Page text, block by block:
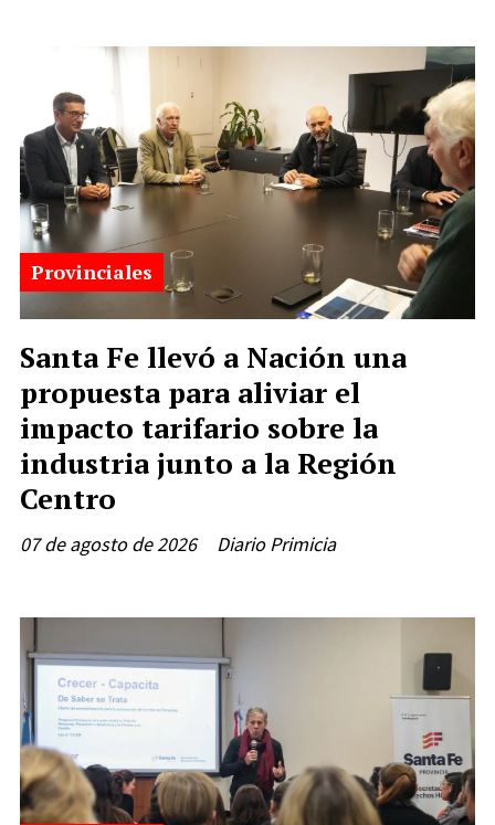
Santa Fe llevó a Nación una
propuesta para aliviar el
impacto tarifario sobre la
industria junto a la Región
Centro
Diario Primicia
Provinciales
07 de agosto de 2026